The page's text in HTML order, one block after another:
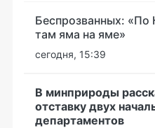
Беспрозванных: «По
там яма на яме»
сегодня, 15:39
В минприроды
отставку двух
департаментов